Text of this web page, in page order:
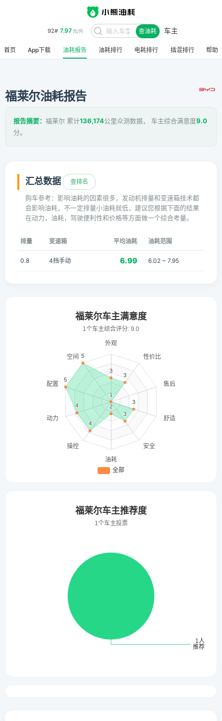
92# 7.97元/升 查油耗 车主
首页 App下载 油耗报告 油耗排行 电耗排行 插混排行 帮助
福莱尔油耗报告
报告摘要： 福莱尔 累计136,174公里众测数据， 车主综合满意度9.0
分。
汇总数据 查排名
购车参考：影响油耗的因素很多，发动机排量和变速箱技术都
会影响油耗，不一定排量小油耗就低，建议您根据下面的结果
在动力，油耗，驾驶便利性和价格等方面做一个综合考量。
排量 变速箱 平均油耗 油耗范围
0.8 4挡手动 6.99 6.02 ~ 7.95